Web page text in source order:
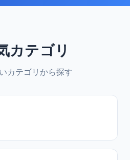
カテゴリ
カテゴリから探す